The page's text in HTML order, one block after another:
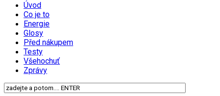
Úvod
Co je to
Energie
Glosy
Před nákupem
Testy
Všehochuť
Zprávy